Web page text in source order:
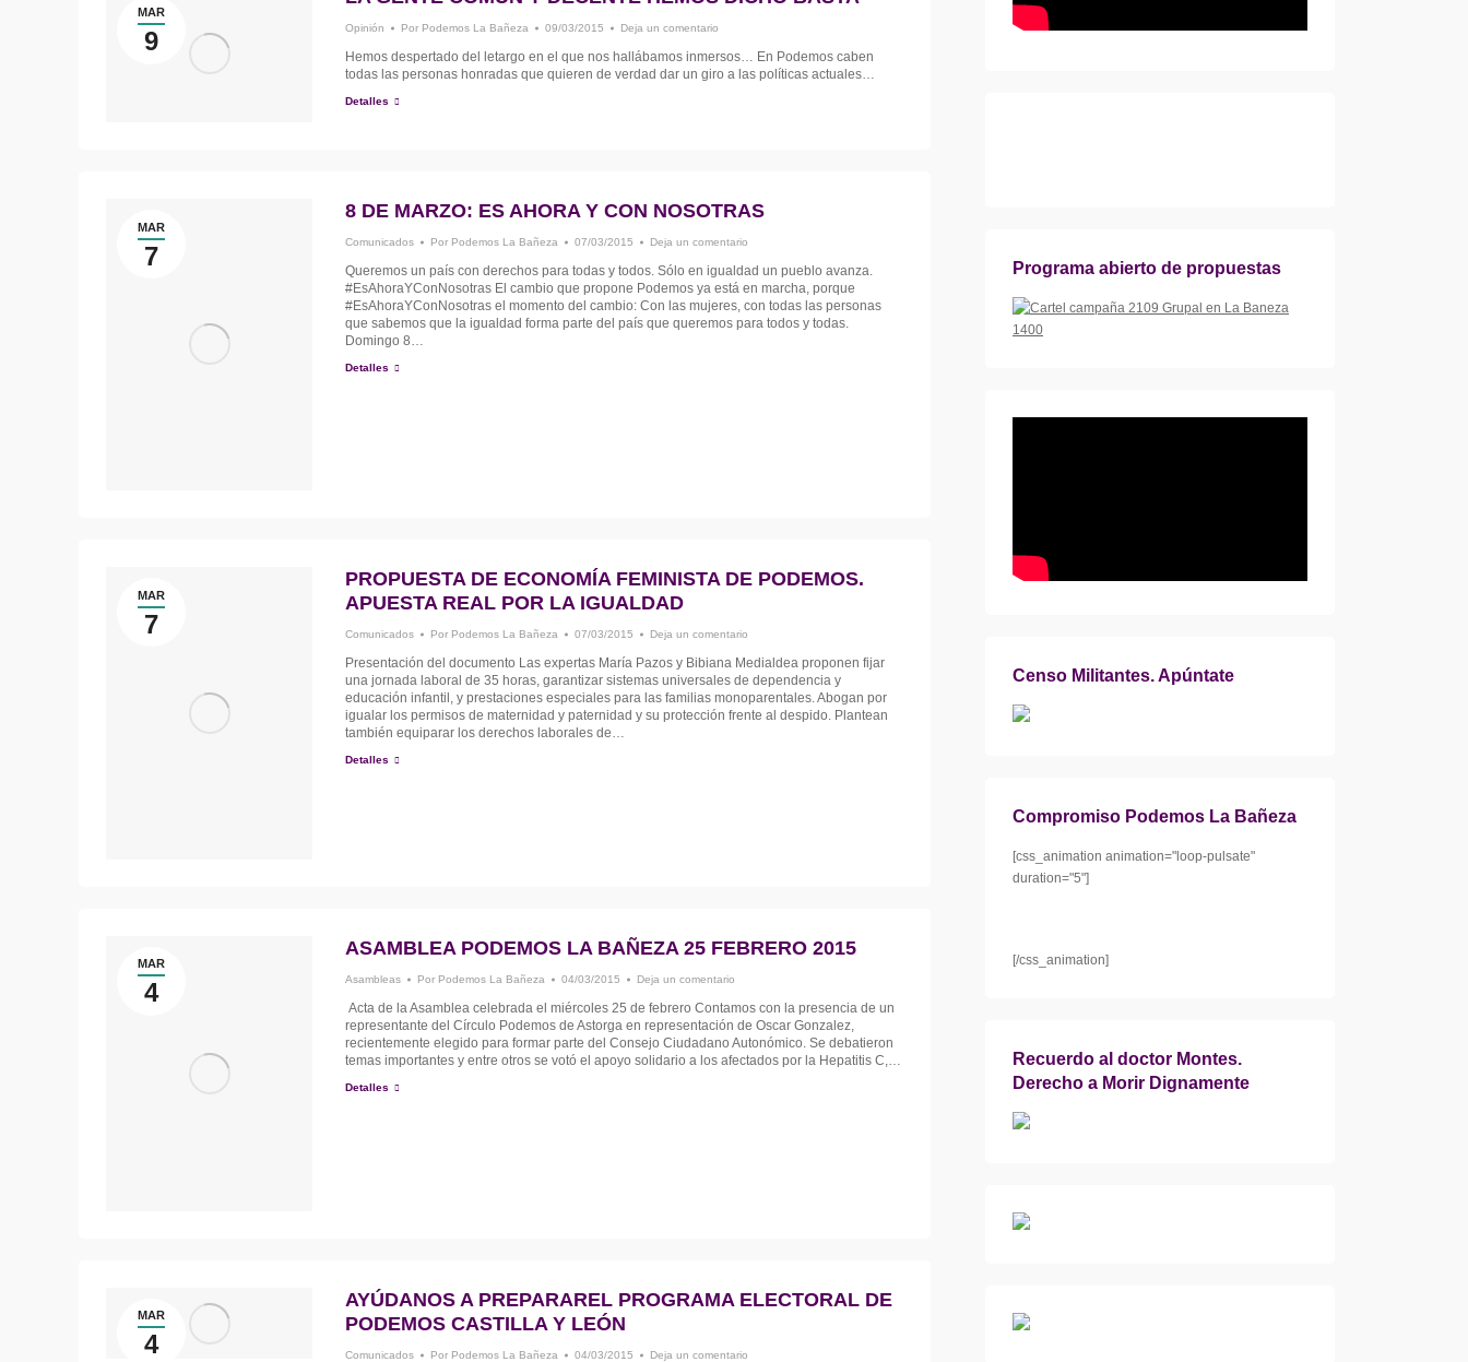
MAR
9 Opinión Por Podemos La Bañeza 09/03/2015 Deja un comentario
Hemos despertado del letargo en el que nos hallábamos inmersos… En Podemos caben
todas las personas honradas que quieren de verdad dar un giro a las políticas actuales…
Detalles
MAR
7
8 DE MARZO: ES AHORA Y CON NOSOTRAS
Comunicados Por Podemos La Bañeza 07/03/2015 Deja un comentario
Queremos un país con derechos para todas y todos. Sólo en igualdad un pueblo avanza.
‪#‎EsAhoraYConNosotras‬ El cambio que propone Podemos ya está en marcha, porque
#EsAhoraYConNosotras el momento del cambio: Con las mujeres, con todas las personas
que sabemos que la igualdad forma parte del país que queremos para todos y todas.
Domingo 8…
Detalles
MAR
7
PROPUESTA DE ECONOMÍA FEMINISTA DE PODEMOS.
APUESTA REAL POR LA IGUALDAD
Comunicados Por Podemos La Bañeza 07/03/2015 Deja un comentario
Presentación del documento Las expertas María Pazos y Bibiana Medialdea proponen fijar
una jornada laboral de 35 horas, garantizar sistemas universales de dependencia y
educación infantil, y prestaciones especiales para las familias monoparentales. Abogan por
igualar los permisos de maternidad y paternidad y su protección frente al despido. Plantean
también equiparar los derechos laborales de…
Detalles
MAR
4
ASAMBLEA PODEMOS LA BAÑEZA 25 FEBRERO 2015
Asambleas Por Podemos La Bañeza 04/03/2015 Deja un comentario
Acta de la Asamblea celebrada el miércoles 25 de febrero Contamos con la presencia de un
representante del Círculo Podemos de Astorga en representación de Oscar Gonzalez,
recientemente elegido para formar parte del Consejo Ciudadano Autonómico. Se debatieron
temas importantes y entre otros se votó el apoyo solidario a los afectados por la Hepatitis C,…
Detalles
MAR
4
AYÚDANOS A PREPARAREL PROGRAMA ELECTORAL DE
PODEMOS CASTILLA Y LEÓN
Comunicados Por Podemos La Bañeza 04/03/2015 Deja un comentario
Programa abierto de propuestas
Censo Militantes. Apúntate
Compromiso Podemos La Bañeza
[css_animation animation="loop-pulsate"
duration="5"]
[/css_animation]
Recuerdo al doctor Montes.
Derecho a Morir Dignamente